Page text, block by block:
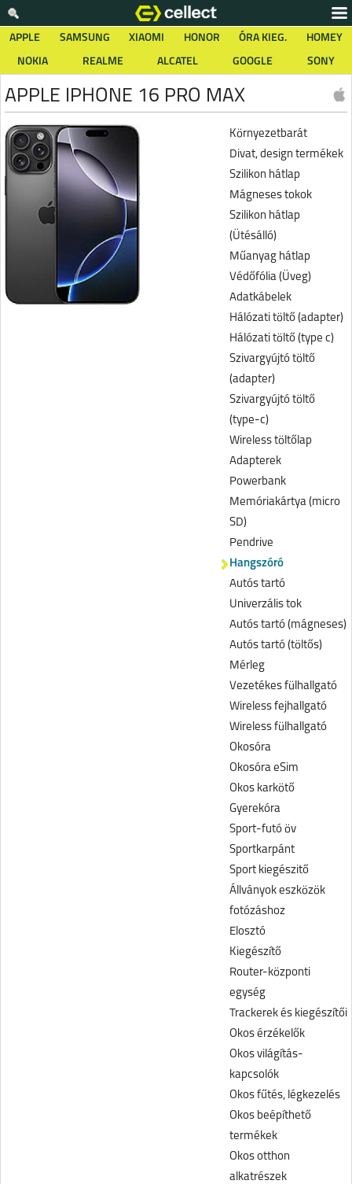
APPLE SAMSUNG XIAOMI HONOR ÓRA KIEG.
HOMEY
NOKIA
REALME ALCATEL GOOGLE SONY
APPLE IPHONE 16 PRO MAX
Környezetbarát
Divat, design termékek
Szilikon hátlap
Mágneses tokok
Szilikon hátlap
(Ütésálló)
Műanyag hátlap
Védőfólia (Üveg)
Adatkábelek
Hálózati töltő (adapter)
Hálózati töltő (type c)
Szivargyújtó töltő
(adapter)
Szivargyújtó töltő
(type-c)
Wireless töltőlap
Adapterek
Powerbank
Memóriakártya (micro
SD)
Pendrive
Hangszóró
Autós tartó
Univerzális tok
Autós tartó (mágneses)
Autós tartó (töltős)
Mérleg
Vezetékes fülhallgató
Wireless fejhallgató
Wireless fülhallgató
Okosóra
Okosóra eSim
Okos karkötő
Gyerekóra
Sport-futó öv
Sportkarpánt
Sport kiegészitő
Állványok eszközök
fotózáshoz
Elosztó
Kiegészítő
Router-központi
egység
Trackerek és kiegészítői
Okos érzékelők
Okos világítás-
kapcsolók
Okos fűtés, légkezelés
Okos beépíthető
termékek
Okos otthon
alkatrészek